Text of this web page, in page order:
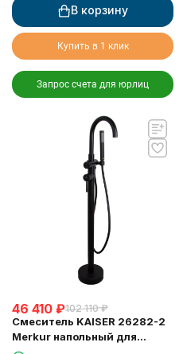
В корзину
Купить в 1 клик
Запрос счета для юрлиц
46 410 ₽102 110 ₽
Смеситель KAISER 26282-2
Merkur напольный для